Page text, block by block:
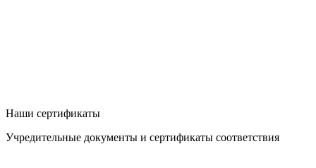
Наши сертификаты
Учредительные документы и сертификаты соответствия